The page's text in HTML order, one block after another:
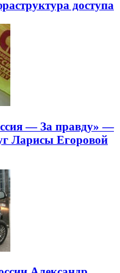
доступа
— За правду» —
Ларисы Егоровой